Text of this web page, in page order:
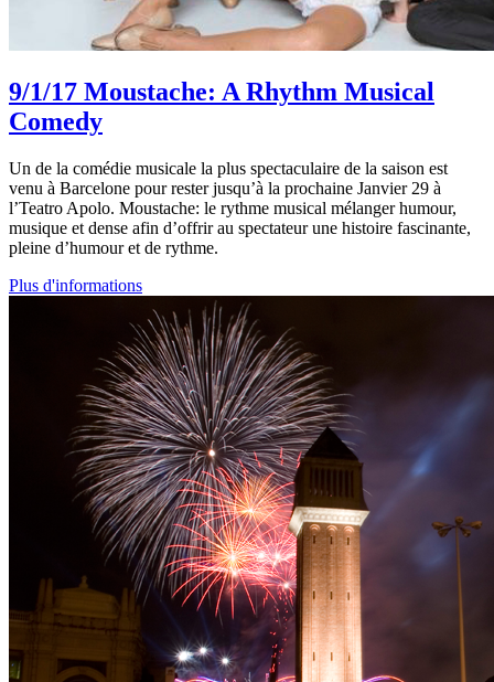
9/1/17 Moustache: A Rhythm Musical
Comedy
Un de la comédie musicale la plus spectaculaire de la saison est
venu à Barcelone pour rester jusqu’à la prochaine Janvier 29 à
l’Teatro Apolo. Moustache: le rythme musical mélanger humour,
musique et dense afin d’offrir au spectateur une histoire fascinante,
pleine d’humour et de rythme.
Plus d'informations